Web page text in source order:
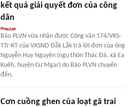
kết quả giải quyết đơn của công
dân
Báo PLVN vừa nhận được Công văn 174/VKS-
TTr-KT của VKSND Đắk Lắk trả lời đơn của ông
Nguyễn Huy Nguyên (ngụ thôn Thác Đá, xã Ea
Kuêh, huyện Cư Mgar) do Báo PLVN chuyển
đến.
Cơn cuồng ghen của loạt gã trai